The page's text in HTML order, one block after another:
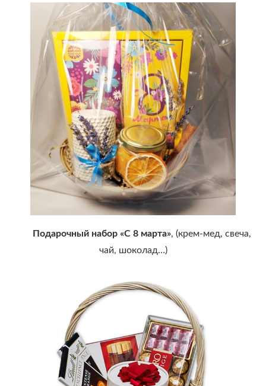
Подарочный набор «С 8 марта», (крем-мед, свеча,
чай, шоколад…)